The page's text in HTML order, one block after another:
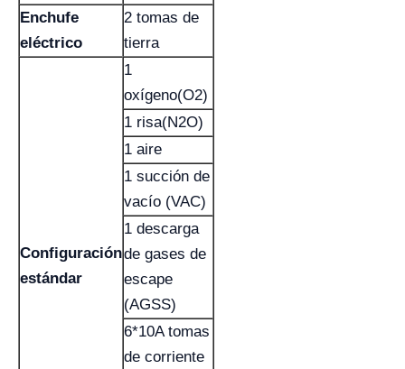
Enchufe
eléctrico
2 tomas de
tierra
Configuración
estándar
1
oxígeno(O2)
1 risa(N2O)
1 aire
1 succión de
vacío (VAC)
1 descarga
de gases de
escape
(AGSS)
6*10A tomas
de corriente